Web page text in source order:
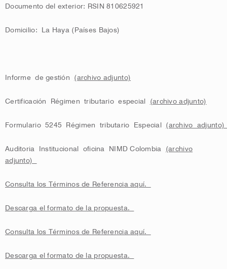
Documento del exterior: RSIN 810625921
Domicilio: La Haya (Países Bajos)
Informe de gestión (archivo adjunto)
Certificación Régimen tributario especial (archivo adjunto)
Formulario 5245 Régimen tributario Especial (archivo
Auditoria Institucional oficina NIMD Colombia (archivo
adjunto)
Consulta los Términos de Referencia aquí.
Descarga el formato de la propuesta.
Consulta los Términos de Referencia aquí.
Descarga el formato de la propuesta.